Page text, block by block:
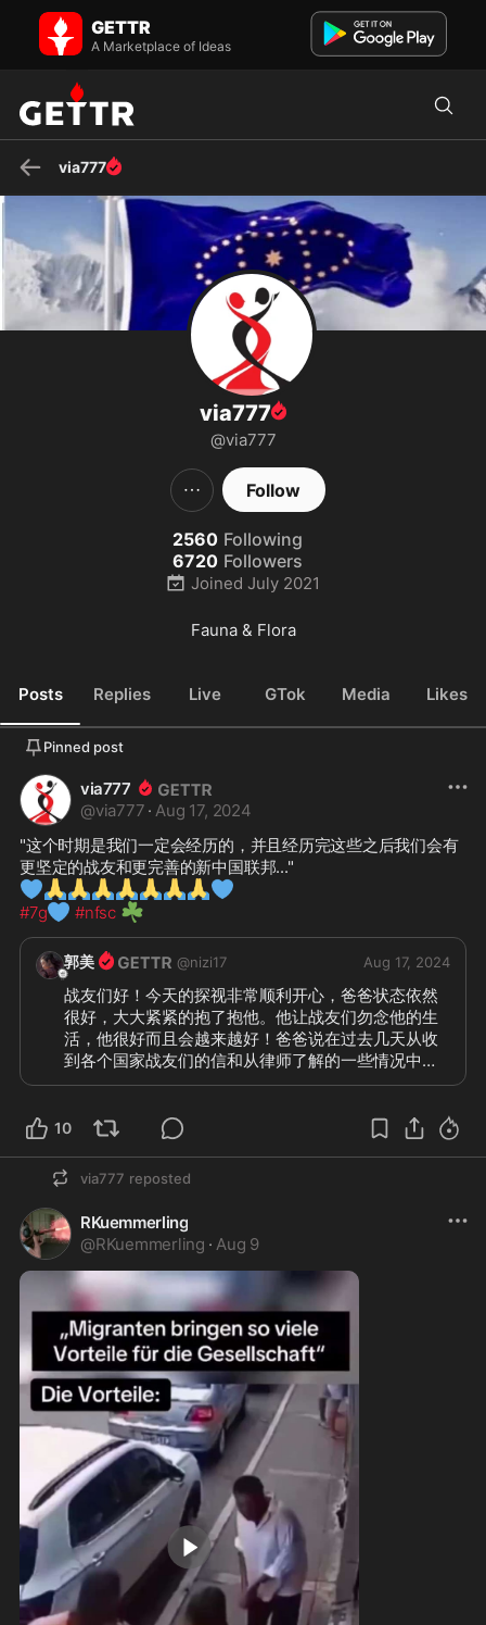
via777 on GETTR - Profile and Posts
Fauna & FloraGETTR
A Marketplace of Ideas
via777
via777
@via777
Follow
2560 Following
6720 Followers
Joined July 2021
Fauna & Flora
Posts Replies Live GTok Media Likes
Pinned post
via777
@via777 · Aug 17, 2024
"这个时期是我们一定会经历的，并且经历完这些之后我们会有
💙🙏🙏🙏🙏🙏🙏🙏💙
#7g💙 #nfsc ☘️
郭美 @nizi17 Aug 17, 2024
战友们好！今天的探视非常顺利开心，爸爸状态依然
很好，大大紧紧的抱了抱他。他让战友们勿念他的生
活，他很好而且会越来越好！爸爸说在过去几天从收
到各个国家战友们的信和从律师了解的一些情况中知
道了现在联盟的大概情况，他认为：“这个时期是我们
的战友和更完善的新中国联邦，但是不希望战友们对
希望战友们民主友善的一起度过现在这个时期，我信
任青藤会胜任他的工作并希望大家给予支持，我们还
有很多任务和使命等着我们去行动，战友们不要停留
在无意义的争吵中和被人利用，要继续前行！”
虽然说”多事之秋”，但秋天更是平稳丰收的季节。让
我们整理好状态，把嘈杂喧闹留给今天之前，继续向
我们一直努力的方向前行吧💙
10
via777 reposted
RKuemmerling
@RKuemmerling · Aug 9